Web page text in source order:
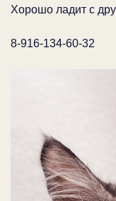
Хорошо ладит с
8-916-134-60-32